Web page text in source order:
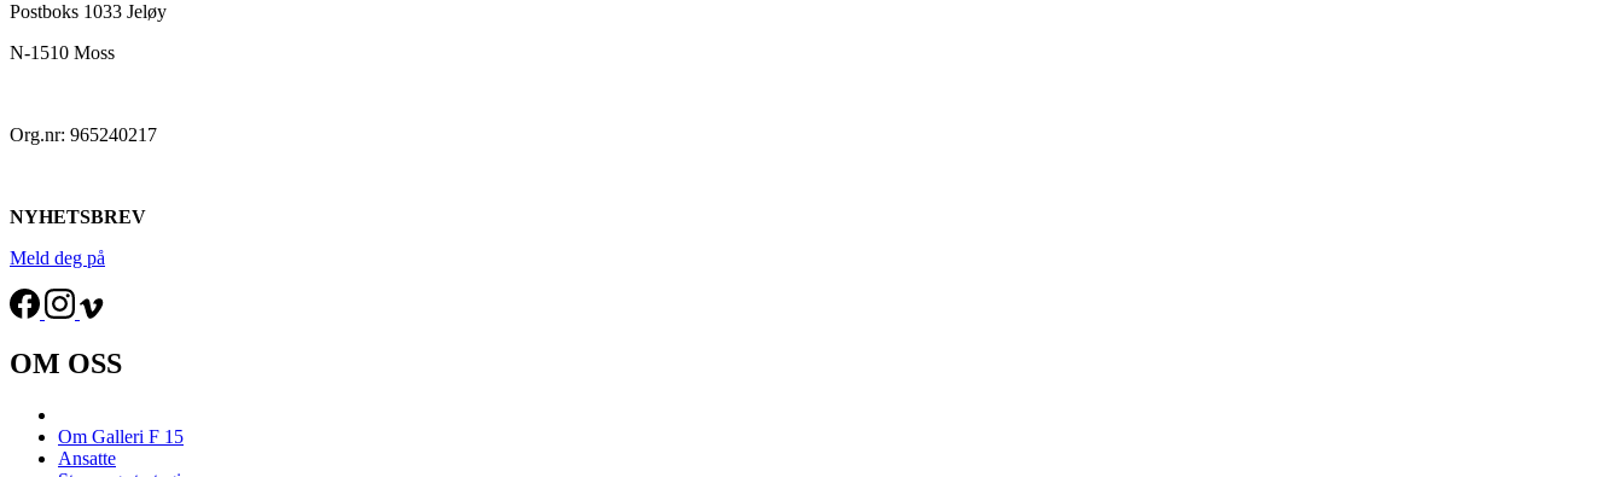
Postboks 1033 Jeløy
N-1510 Moss
Org.nr: 965240217
NYHETSBREV
Meld deg på
OM OSS
Om Galleri F 15
Ansatte